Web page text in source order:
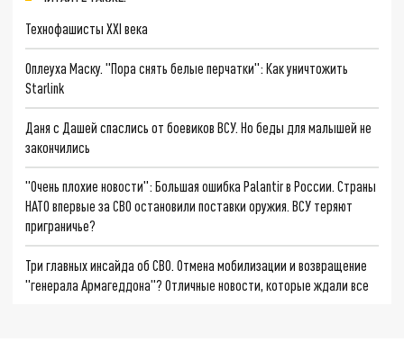
Технофашисты XXI века
Оплеуха Маску. "Пора снять белые перчатки": Как уничтожить
Starlink
Даня с Дашей спаслись от боевиков ВСУ. Но беды для малышей не
закончились
"Очень плохие новости": Большая ошибка Palantir в России. Страны
НАТО впервые за СВО остановили поставки оружия. ВСУ теряют
приграничье?
Три главных инсайда об СВО. Отмена мобилизации и возвращение
"генерала Армагеддона"? Отличные новости, которые ждали все